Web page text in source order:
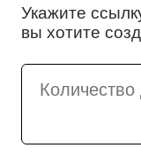
Укажите
вы хотите